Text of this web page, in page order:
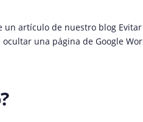
artículo de nuestro blog
una página de Google